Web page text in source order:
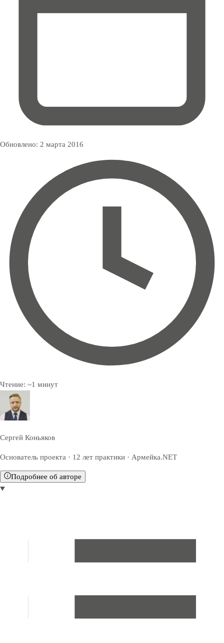
Обновлено: 2 марта 2016
Чтение: ~1 минут
Сергей Коньяков
Основатель проекта · 12 лет практики · Армейка.NET
Подробнее об авторе